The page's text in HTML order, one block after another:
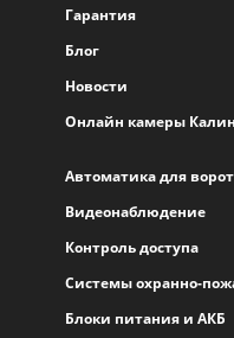
Гарантия
Блог
Новости
Онлайн камеры
Автоматика для
Видеонаблюдение
Контроль доступа
Системы охранно-
Блоки питания и АКБ